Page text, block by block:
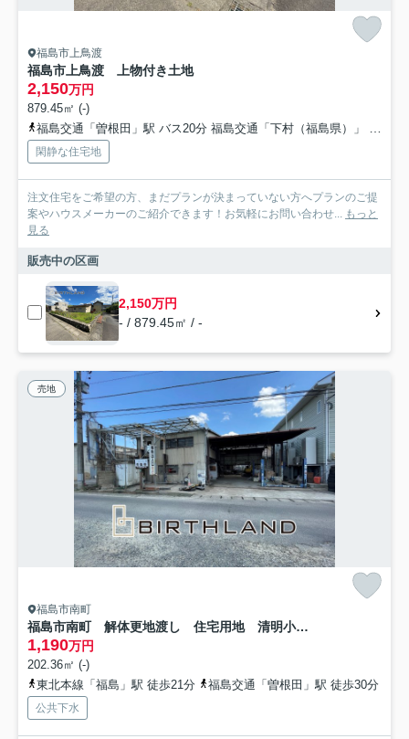
福島市上鳥渡
福島市上鳥渡 上物付き土地
2,150万円
879.45㎡ (-)
福島交通「曽根田」駅 バス20分 福島交通「下村（福島県）」 停歩9分
閑静な住宅地
注文住宅をご希望の方、まだプランが決まっていない方へプランのご提
案やハウスメーカーのご紹介できます！お気軽にお問い合わせ...
もっと
見る
販売中の区画
2,150万円
- / 879.45㎡ / -
売地
福島市南町
福島市南町 解体更地渡し 住宅用地 清明小・第一中
1,190万円
202.36㎡ (-)
東北本線「福島」駅 徒歩21分
福島交通「曽根田」駅 徒歩30分
公共下水